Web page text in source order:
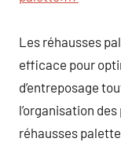
Les réhausses
efficace pour
d’entreposage
l’organisation
réhausses